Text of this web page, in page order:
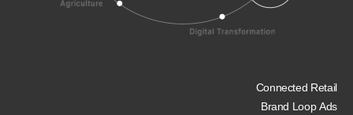
Connected Retail
Brand Loop Ads